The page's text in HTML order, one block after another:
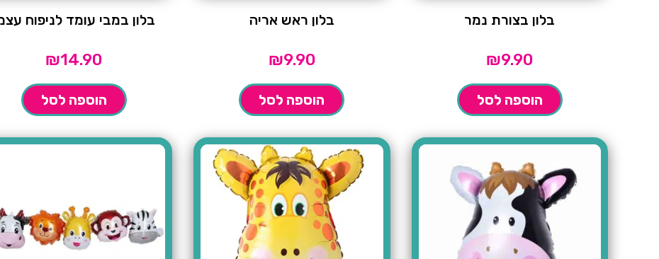
בלון בצורת נמר
₪9.90
הוספה לסל
בלון ראש אריה
₪9.90
הוספה לסל
בלון במבי עומד לניפוח
₪14.90
הוספה לסל